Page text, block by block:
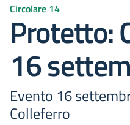
Circolare 14
Protetto:
16
Evento 16
Colleferro